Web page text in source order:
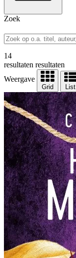
Zoek
14
resultaten resultaten
Weergave
Grid List